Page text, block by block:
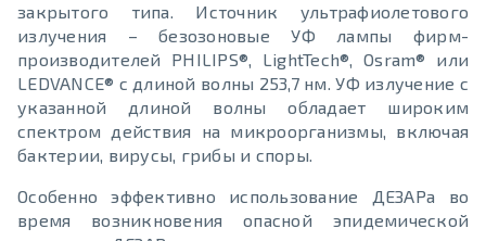
закрытого типа. Источник ультрафиолетового
излучения – безозоновые УФ лампы фирм-
производителей PHILIPS®, LightTech®, Osram® или
LEDVANCE® с длиной волны 253,7 нм. УФ излучение с
указанной длиной волны обладает широким
спектром действия на микроорганизмы, включая
бактерии, вирусы, грибы и споры.
Особенно эффективно использование ДЕЗАРа во
время возникновения опасной эпидемической